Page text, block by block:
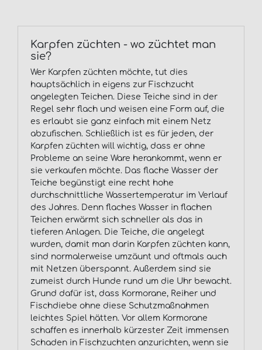
Karpfen züchten - wo züchtet man
sie?
Wer Karpfen züchten möchte, tut dies
hauptsächlich in eigens zur Fischzucht
angelegten Teichen. Diese Teiche sind in der
Regel sehr flach und weisen eine Form auf, die
es erlaubt sie ganz einfach mit einem Netz
abzufischen. Schließlich ist es für jeden, der
Karpfen züchten will wichtig, dass er ohne
Probleme an seine Ware herankommt, wenn er
sie verkaufen möchte. Das flache Wasser der
Teiche begünstigt eine recht hohe
durchschnittliche Wassertemperatur im Verlauf
des Jahres. Denn flaches Wasser in flachen
Teichen erwärmt sich schneller als das in
tieferen Anlagen. Die Teiche, die angelegt
wurden, damit man darin Karpfen züchten kann,
sind normalerweise umzäunt und oftmals auch
mit Netzen überspannt. Außerdem sind sie
zumeist durch Hunde rund um die Uhr bewacht.
Grund dafür ist, dass Kormorane, Reiher und
Fischdiebe ohne diese Schutzmaßnahmen
leichtes Spiel hätten. Vor allem Kormorane
schaffen es innerhalb kürzester Zeit immensen
Schaden in Fischzuchten anzurichten, wenn sie